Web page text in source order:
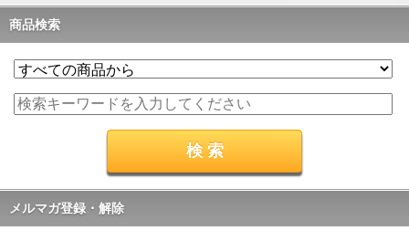
商品検索
メルマガ登録・解除